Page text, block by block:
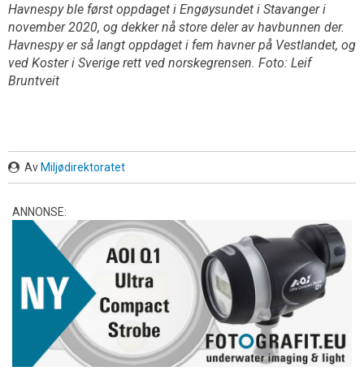
Havnespy ble først oppdaget i Engøysundet i Stavanger i
november 2020, og dekker nå store deler av havbunnen der.
Havnespy er så langt oppdaget i fem havner på Vestlandet, og
ved Koster i Sverige rett ved norskegrensen. Foto: Leif
Bruntveit
Av Miljødirektoratet
ANNONSE: